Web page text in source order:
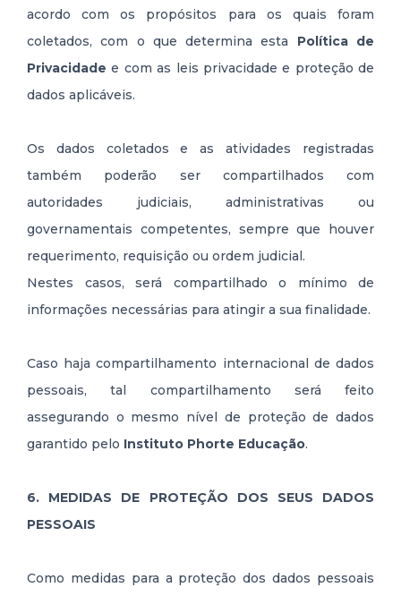
acordo com os propósitos para os quais foram
coletados, com o que determina esta Política de
Privacidade e com as leis privacidade e proteção de
dados aplicáveis.
Os dados coletados e as atividades registradas
também poderão ser compartilhados com
autoridades judiciais, administrativas ou
governamentais competentes, sempre que houver
requerimento, requisição ou ordem judicial.
Nestes casos, será compartilhado o mínimo de
informações necessárias para atingir a sua finalidade.
Caso haja compartilhamento internacional de dados
pessoais, tal compartilhamento será feito
assegurando o mesmo nível de proteção de dados
garantido pelo Instituto Phorte Educação.
6. MEDIDAS DE PROTEÇÃO DOS SEUS DADOS
PESSOAIS
Como medidas para a proteção dos dados pessoais